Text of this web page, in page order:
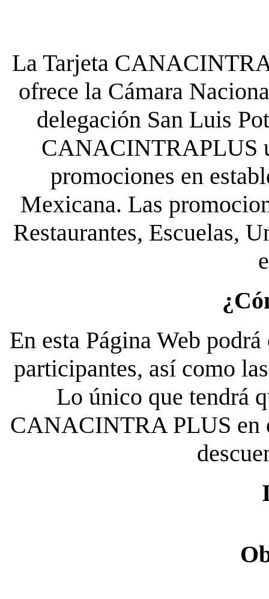
La Tarjeta
ofrece la Cámara
delegación San Luis
CANACINTRAPLUS
promociones en
Mexicana. Las
Restaurantes, Escuelas,
En esta Página Web
participantes, así como
Lo único que tendrá
CANACINTRA PLUS en